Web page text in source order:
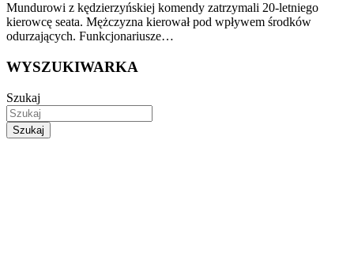
Mundurowi z kędzierzyńskiej komendy zatrzymali 20-letniego
kierowcę seata. Mężczyzna kierował pod wpływem środków
odurzających. Funkcjonariusze…
WYSZUKIWARKA
Szukaj
Szukaj